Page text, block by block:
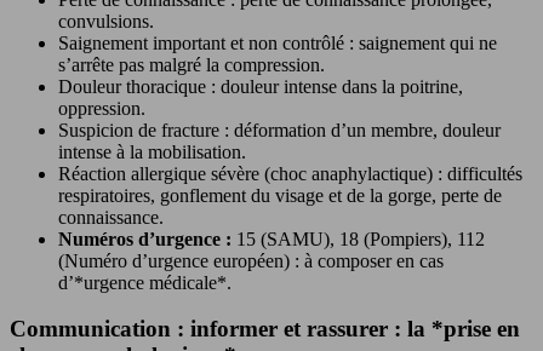
convulsions.
Saignement important et non contrôlé : saignement qui ne
s’arrête pas malgré la compression.
Douleur thoracique : douleur intense dans la poitrine,
oppression.
Suspicion de fracture : déformation d’un membre, douleur
intense à la mobilisation.
Réaction allergique sévère (choc anaphylactique) : difficultés
respiratoires, gonflement du visage et de la gorge, perte de
connaissance.
Numéros d’urgence : 15 (SAMU), 18 (Pompiers), 112
(Numéro d’urgence européen) : à composer en cas
d’*urgence médicale*.
Communication : informer et rassurer : la *prise en